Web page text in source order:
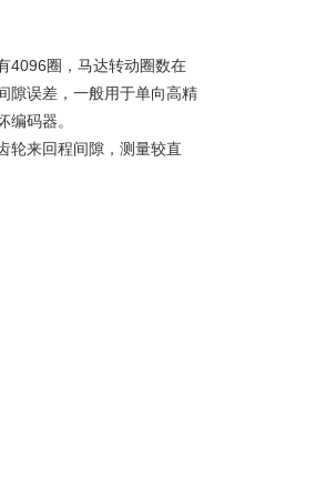
4096圈，马达转动圈数在
隙误差，一般用于单向高精
码器。
轮来回程间隙，测量较直